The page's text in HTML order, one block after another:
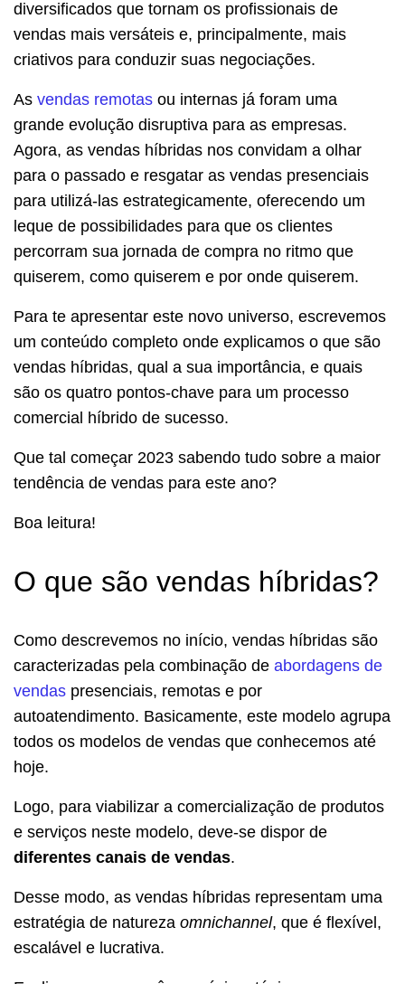
diversificados que tornam os profissionais de
vendas mais versáteis e, principalmente, mais
criativos para conduzir suas negociações.
As vendas remotas ou internas já foram uma
grande evolução disruptiva para as empresas.
Agora, as vendas híbridas nos convidam a olhar
para o passado e resgatar as vendas presenciais
para utilizá-las estrategicamente, oferecendo um
leque de possibilidades para que os clientes
percorram sua jornada de compra no ritmo que
quiserem, como quiserem e por onde quiserem.
Para te apresentar este novo universo, escrevemos
um conteúdo completo onde explicamos o que são
vendas híbridas, qual a sua importância, e quais
são os quatro pontos-chave para um processo
comercial híbrido de sucesso.
Que tal começar 2023 sabendo tudo sobre a maior
tendência de vendas para este ano?
Boa leitura!
O que são vendas híbridas?
Como descrevemos no início, vendas híbridas são
caracterizadas pela combinação de abordagens de
vendas presenciais, remotas e por
autoatendimento. Basicamente, este modelo agrupa
todos os modelos de vendas que conhecemos até
hoje.
Logo, para viabilizar a comercialização de produtos
e serviços neste modelo, deve-se dispor de
diferentes canais de vendas.
Desse modo, as vendas híbridas representam uma
estratégia de natureza omnichannel, que é flexível,
escalável e lucrativa.